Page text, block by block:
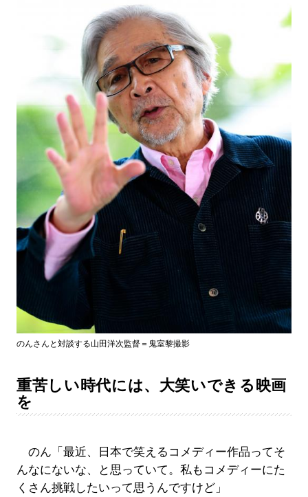
のんさんと対談する山田洋次監督＝鬼室黎撮影
重苦しい時代には、大笑いできる映画
を
のん「最近、日本で笑えるコメディー作品ってそ
んなにないな、と思っていて。私もコメディーにた
くさん挑戦したいって思うんですけど」